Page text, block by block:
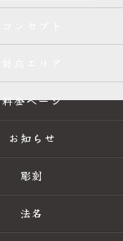
料金ページ
お知らせ
彫刻
法名